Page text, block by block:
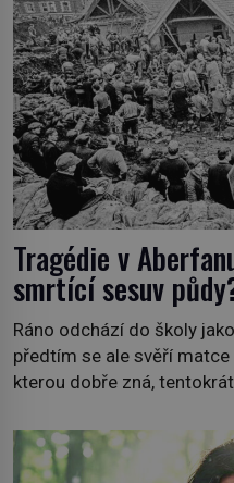
Tragédie v
smrtící sesuv
Ráno odchází do školy
předtím se ale svěří
kterou dobře zná,
později je mrtvá. Mohla
osud? Dne 21. října 1966